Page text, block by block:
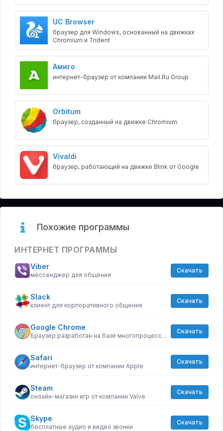
UC Browser
браузер для Windows, основанный на движках
Chromium и Trident
Амиго
интернет-браузер от компании Mail.Ru Group
Orbitum
браузер, созданный на движке Chromium
Vivaldi
браузер, работающий на движке Blink от Google
Похожие программы
ИНТЕРНЕТ ПРОГРАММЫ
Viber
мессенджер для общения
Скачать
Slack
клиент для корпоративного общения
Скачать
Google Chrome
Браузер разработан на базе многопроцессорной архитектуры, которая существенно повышает стабильность и безопасность загрузки страниц.
Скачать
Safari
интернет-браузер от компании Apple
Скачать
Steam
онлайн-магазин игр от компании Valve
Скачать
Skype
бесплатные аудио и видео звонки
Скачать